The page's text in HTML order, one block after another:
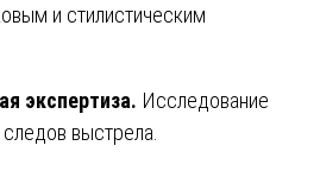
и стилистическим
экспертиза. Исследование
выстрела.